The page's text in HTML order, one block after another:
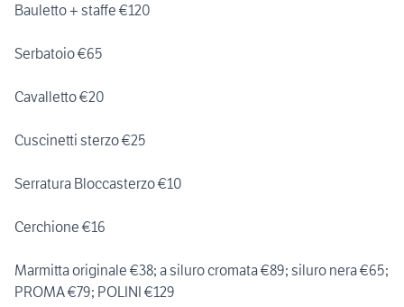
Bauletto + staffe €120
Serbatoio €65
Cavalletto €20
Cuscinetti sterzo €25
Serratura Bloccasterzo €10
Cerchione €16
Marmitta originale €38; a siluro cromata €89; siluro nera €65;
PROMA €79; POLINI €129